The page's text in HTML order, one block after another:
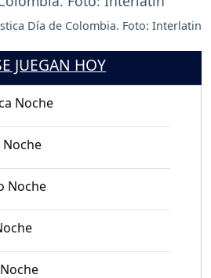
Día de Colombia. Foto: Interlatin
JUEGAN HOY
Noche
Noche